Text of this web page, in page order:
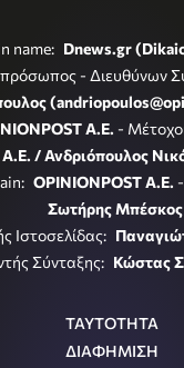
name: Dnews.gr
- Διευθύνων
A.E. -
Α.Ε. / Ανδριόπουλος
OPINIONPOST A.E.
Σωτήρης Μπέσκος
Ιστοσελίδας:
Σύνταξης: Κώστας
ΤΑΥΤΟΤΗΤΑ
ΔΙΑΦΗΜΙΣΗ